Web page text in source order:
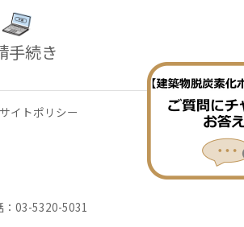
手続き
サイトポリシー
03-5320-5031